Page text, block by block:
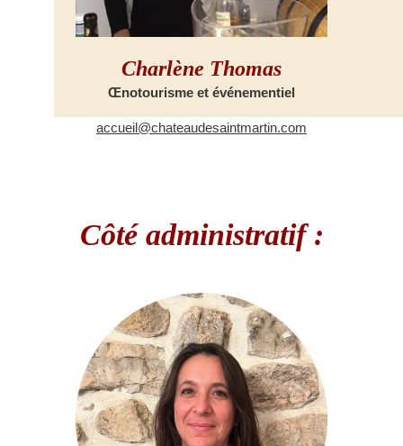
Charlène Thomas
Œnotourisme et événementiel
accueil@chateaudesaintmartin.com
Côté administratif :